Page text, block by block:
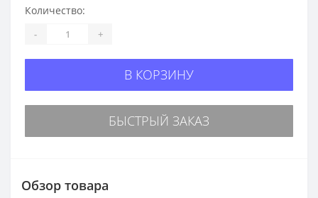
Количество:
- +
В КОРЗИНУ
БЫСТРЫЙ ЗАКАЗ
Обзор товара